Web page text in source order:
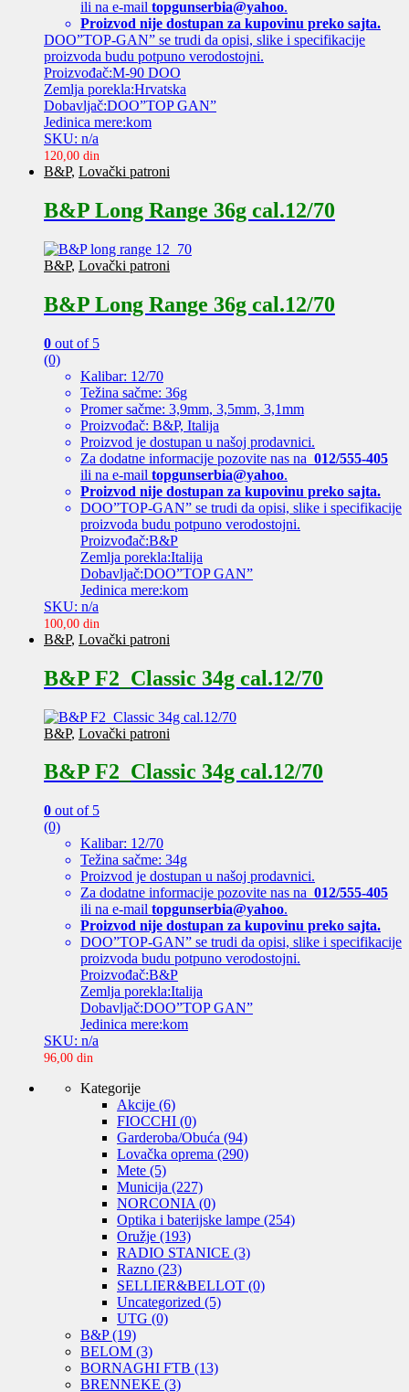
ili na e-mail topgunserbia@yahoo.
Proizvod nije dostupan za kupovinu preko sajta.
DOO”TOP-GAN” se trudi da opisi, slike i specifikacije
proizvoda budu potpuno verodostojni.
Proizvođač:M-90 DOO
Zemlja porekla:Hrvatska
Dobavljač:DOO”TOP GAN”
Jedinica mere:kom
SKU: n/a
120,00 din
B&P, Lovački patroni
B&P Long Range 36g cal.12/70
B&P, Lovački patroni
B&P Long Range 36g cal.12/70
0 out of 5
(0)
Kalibar: 12/70
Težina sačme: 36g
Promer sačme: 3,9mm, 3,5mm, 3,1mm
Proizvođač: B&P, Italija
Proizvod je dostupan u našoj prodavnici.
Za dodatne informacije pozovite nas na 012/555-405
ili na e-mail topgunserbia@yahoo.
Proizvod nije dostupan za kupovinu preko sajta.
DOO”TOP-GAN” se trudi da opisi, slike i specifikacije
proizvoda budu potpuno verodostojni.
Proizvođač:B&P
Zemlja porekla:Italija
Dobavljač:DOO”TOP GAN”
Jedinica mere:kom
SKU: n/a
100,00 din
B&P, Lovački patroni
B&P F2_Classic 34g cal.12/70
B&P, Lovački patroni
B&P F2_Classic 34g cal.12/70
0 out of 5
(0)
Kalibar: 12/70
Težina sačme: 34g
Proizvod je dostupan u našoj prodavnici.
Za dodatne informacije pozovite nas na 012/555-405
ili na e-mail topgunserbia@yahoo.
Proizvod nije dostupan za kupovinu preko sajta.
DOO”TOP-GAN” se trudi da opisi, slike i specifikacije
proizvoda budu potpuno verodostojni.
Proizvođač:B&P
Zemlja porekla:Italija
Dobavljač:DOO”TOP GAN”
Jedinica mere:kom
SKU: n/a
96,00 din
Kategorije
Akcije (6)
FIOCCHI (0)
Garderoba/Obuća (94)
Lovačka oprema (290)
Mete (5)
Municija (227)
NORCONIA (0)
Optika i baterijske lampe (254)
Oružje (193)
RADIO STANICE (3)
Razno (23)
SELLIER&BELLOT (0)
Uncategorized (5)
UTG (0)
B&P(19)
BELOM (3)
BORNAGHI FTB (13)
BRENNEKE (3)